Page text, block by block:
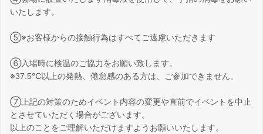
いたします。
⑤※お客様からの接触行為はすべてご遠慮いただきます
⑥入場時に検温のご協力をお願い致します。
※37.5℃以上の発熱、倦怠感のある方は、ご参加できません。
⑦上記の対策のためイベント内容の変更や直前でイベントを中止
とさせていただく場合がございます。
以上のことをご理解いただけますようお願いいたします。